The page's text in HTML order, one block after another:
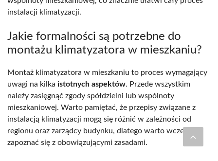
instalacji klimatyzacji.
Jakie formalności są potrzebne do
montażu klimatyzatora w mieszkaniu?
Montaż klimatyzatora w mieszkaniu to proces wymagający
uwagi na kilka istotnych aspektów. Przede wszystkim
należy zasięgnąć zgody spółdzielni lub wspólnoty
mieszkaniowej. Warto pamiętać, że przepisy związane z
instalacją klimatyzacji mogą się różnić w zależności od
regionu oraz zarządcy budynku, dlatego warto wcześniej
zapoznać się z obowiązującymi zasadami.